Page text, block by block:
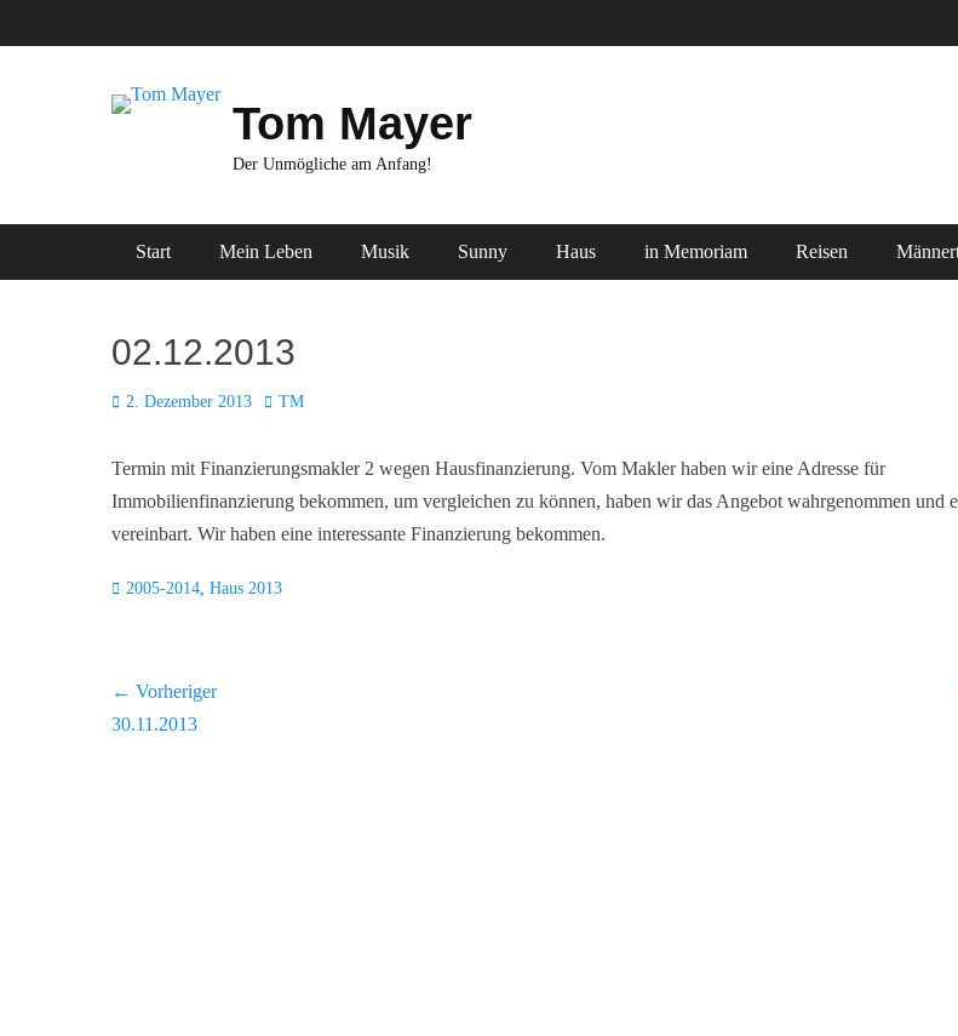
Inhalt
Tom Mayer
Der Unmögliche am Anfang!
Primäres Menü
Start Mein Leben Musik Sunny Haus in Memoriam Reisen
02.12.2013
Posted
2. Dezember 2013 Autor
TM
Termin mit Finanzierungsmakler 2 wegen Hausfinanzierung. Vom Makler haben wir eine Adresse für
Immobilienfinanzierung bekommen, um vergleichen zu können, haben wir das Angebot wahrgenommen und
vereinbart. Wir haben eine interessante Finanzierung bekommen.
Kategorien
2005-2014, Haus 2013
Beitragsnavigation
← Vorheriger
Vorheriger
30.11.2013